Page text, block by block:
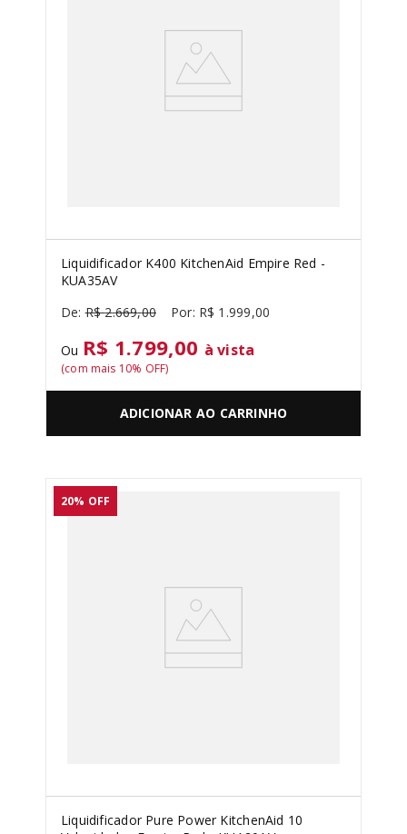
Liquidificador K400 KitchenAid Empire Red -
KUA35AV
R$ 2.669,00 R$ 1 .999,00
Ou R$ 1.799,00 à vista
(com mais 10% OFF)
ADICIONAR AO CARRINHO
20% OFF
Liquidificador Pure Power KitchenAid 10